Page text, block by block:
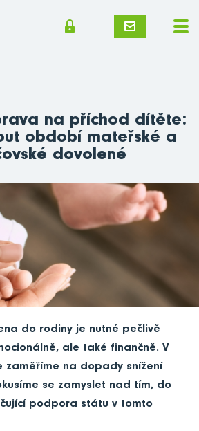
na příchod dítěte:
období mateřské a
dovolené
do rodiny je nutné pečlivě
ale také finančně. V
zaměříme na dopady snížení
se zamyslet nad tím, do
podpora státu v tomto